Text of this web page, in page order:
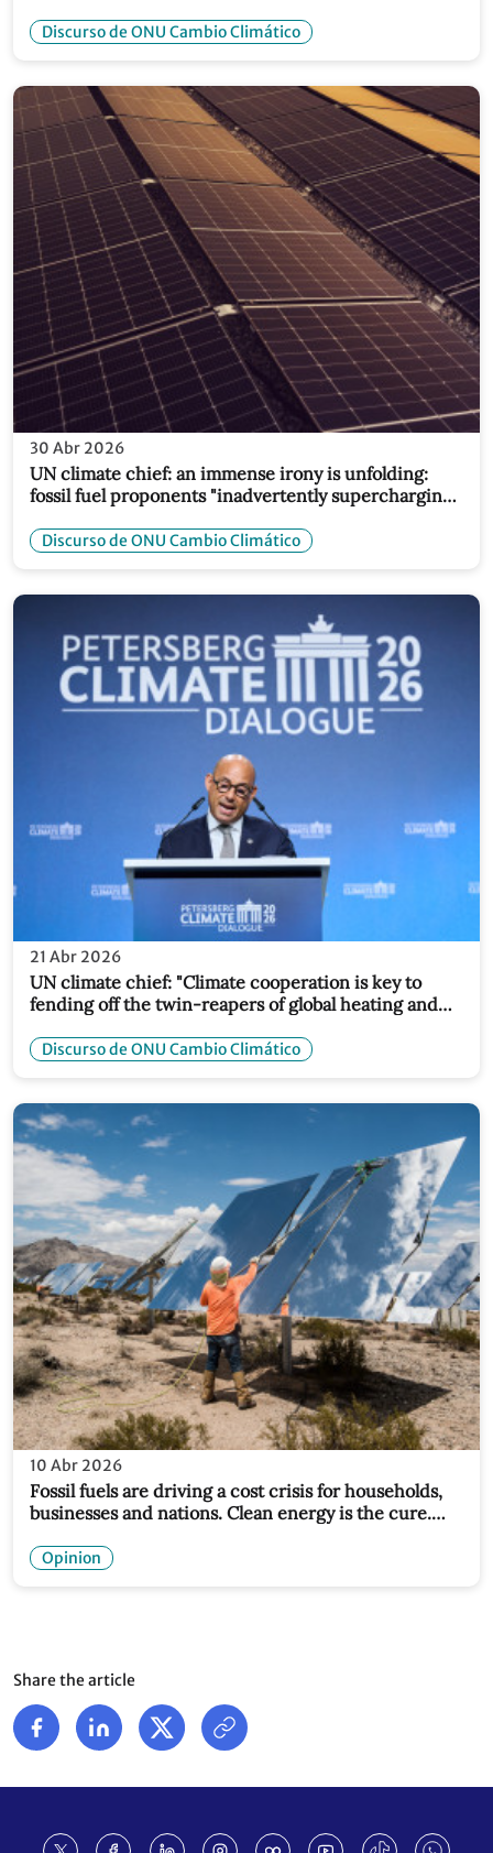
Discurso de ONU Cambio Climático
30 Abr 2026
UN climate chief: an immense irony is unfolding:
fossil fuel proponents "inadvertently supercharging
Discurso de ONU Cambio Climático
21 Abr 2026
UN climate chief: "Climate cooperation is key to
fending off the twin-reapers of global heating and
Discurso de ONU Cambio Climático
10 Abr 2026
Fossil fuels are driving a cost crisis for households,
businesses and nations. Clean energy is the cure.
vulnerable shipping straits
Opinion
Share the article